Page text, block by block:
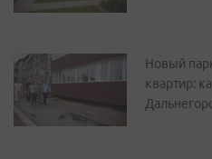
Новый
квартир: